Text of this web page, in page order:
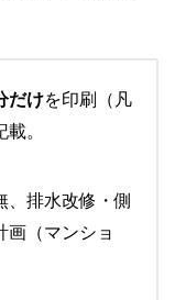
だけを印刷（凡
載。
、排水改修・側
画（マンショ